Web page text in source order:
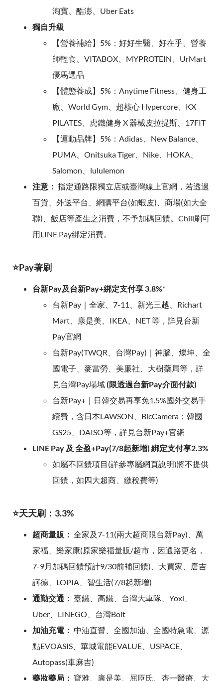
淘寶、酷澎、Uber Eats
獨自升級
【營養補給】5%：好好生醫、好在乎、營養
師輕食、VITABOX、MYPROTEIN、UrMart
優馬選品
【體態養成】5%：Anytime Fitness、健身工
廠、World Gym、超核心 Hypercore、KX
PILATES、虎鐵健身 X 器械皮拉提斯、17FIT
【運動品牌】5%：Adidas、New Balance、
PUMA、Onitsuka Tiger、Nike、HOKA、
Salomon、lululemon
注意： 指定通路限獨立店或臺灣線上官網，若透過
百貨、外送平台、網購平台(如蝦皮)、商場(如大全
聯)、飯店等產生之消費，不予加碼回饋。Chill刷可
用LINE Pay綁定消費。
⭐Pay著刷
台新Pay及台新Pay+綁定支付享 3.8%*
台新Pay｜全家、7-11、新光三越、Richart
Mart、康是美、IKEA、NET 等，詳見台新
Pay官網
台新Pay(TWQR、台灣Pay)｜神腦、燦坤、全
國電子、麥當勞、美廉社、大樹藥局等，詳
見台灣Pay場域(限透過台新Pay介面付款)
台新Pay+｜日韓交易再享免1.5%國外交易手
續費，含日本LAWSON、BicCamera；韓國
GS25、DAISO等，詳見台新Pay+官網
LINE Pay 及 全盈+Pay(7/8起新增) 綁定支付享2.3%
如屬不回饋項目(詳參專屬網頁說明)將不提供
回饋，如四大超商、繳稅費等)
⭐天天刷：3.3%
超商量販： 全家及7-11(兩大超商限台新Pay)、萬
家福、樂家康(原家樂福量販/超市，因通路更名，
7-9月加碼回饋預計9/30前補回饋)、大買家、唐吉
訶德、LOPIA、智生活(7/8起新增)
通勤交通： 臺鐵、高鐵、台灣大車隊、Yoxi、
Uber、LINEGO、台灣Bolt
加油充電： 中油直營、全國加油、全國特急電、源
點EVOASIS、華城電能EVALUE、USPACE、
Autopass(車麻吉)
藥妝藥局： 寶雅、康是美、屈臣氏、杏一醫療、大